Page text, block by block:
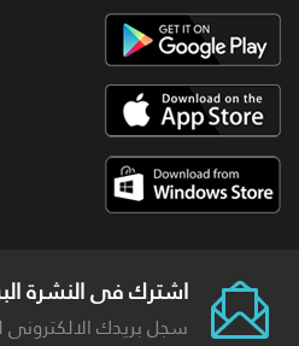
اشترك فى النشرة
سجل بريدك